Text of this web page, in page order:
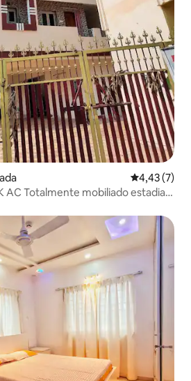
4,43 de
4,43 (7)
AC Totalmente mobiliado estadia